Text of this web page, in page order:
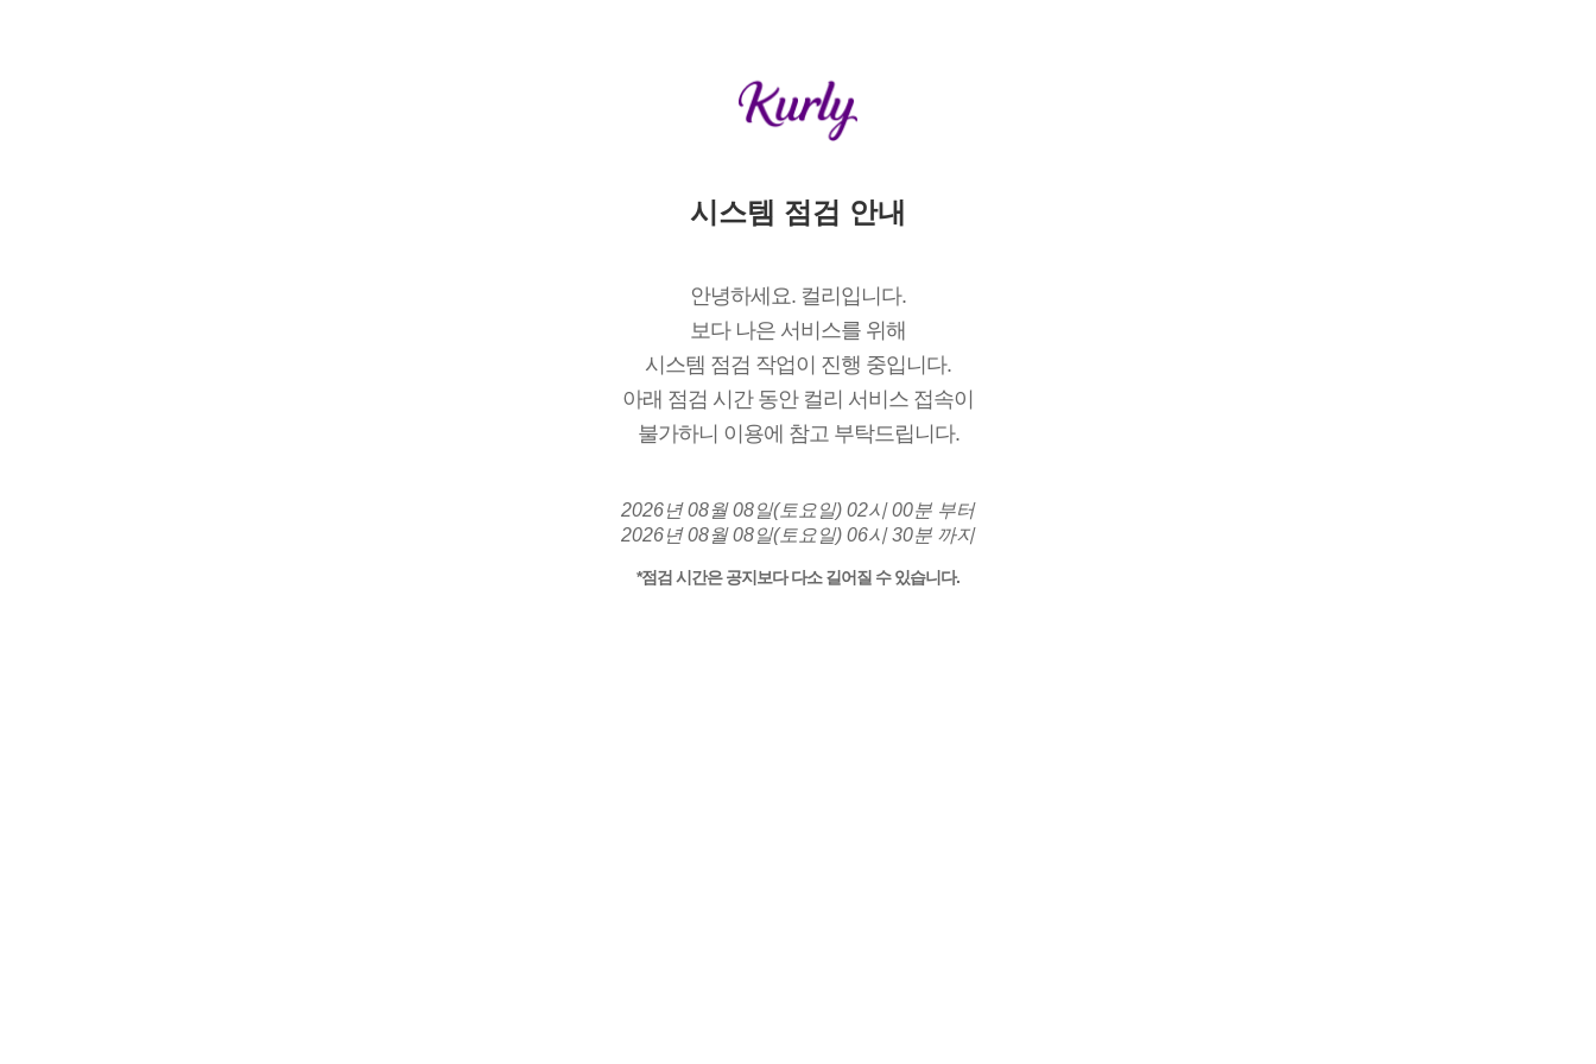
시스템 점검 안내
안녕하세요. 컬리입니다.
보다 나은 서비스를 위해
시스템 점검 작업이 진행 중입니다.
아래 점검 시간 동안 컬리 서비스 접속이
불가하니 이용에 참고 부탁드립니다.
2026년 08월 08일(토요일) 02시 00분 부터
2026년 08월 08일(토요일) 06시 30분 까지
*점검 시간은 공지보다 다소 길어질 수 있습니다.